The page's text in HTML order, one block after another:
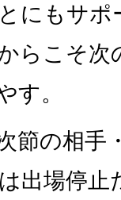
にもサ
らこそ次
す。
節の相手
出場停止